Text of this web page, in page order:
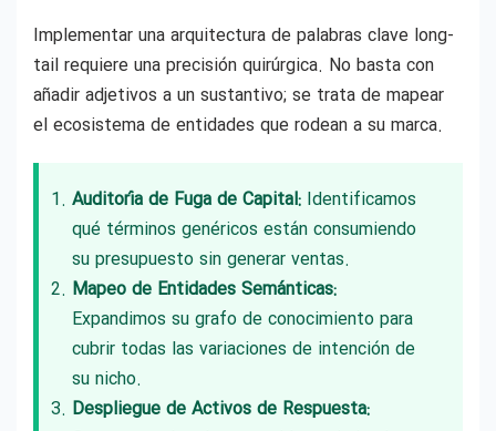
Implementar una arquitectura de palabras clave long-
tail requiere una precisión quirúrgica. No basta con
añadir adjetivos a un sustantivo; se trata de mapear
el ecosistema de entidades que rodean a su marca.
Auditoría de Fuga de Capital: Identificamos
qué términos genéricos están consumiendo
su presupuesto sin generar ventas.
Mapeo de Entidades Semánticas:
Expandimos su grafo de conocimiento para
cubrir todas las variaciones de intención de
su nicho.
Despliegue de Activos de Respuesta: